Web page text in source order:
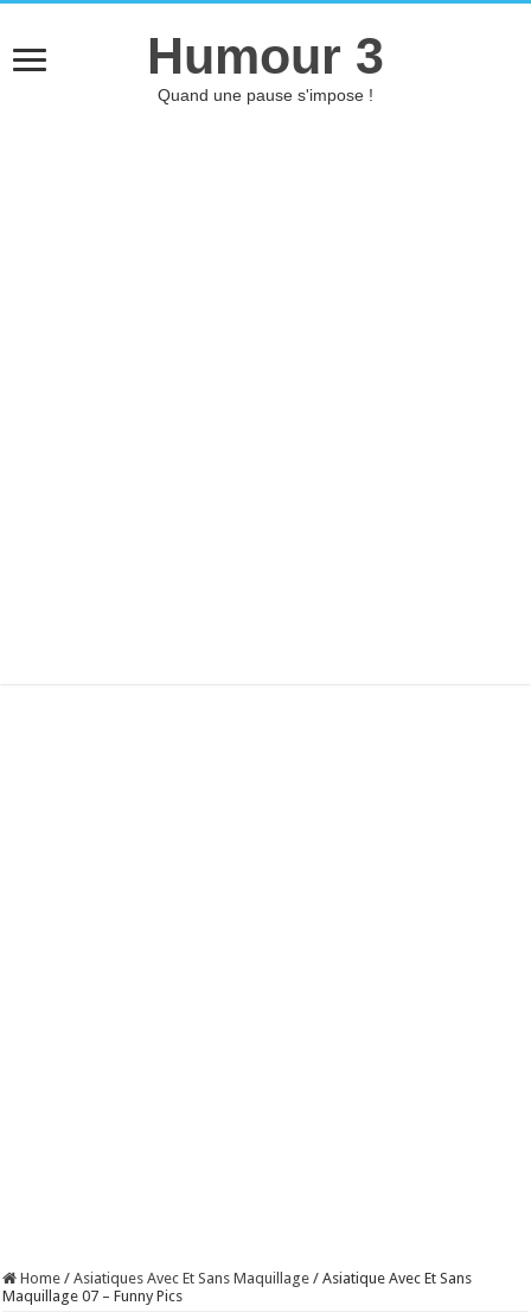
Humour 3
Quand une pause s'impose !
Home / Asiatiques Avec Et Sans Maquillage / Asiatique Avec Et Sans
Maquillage 07 – Funny Pics